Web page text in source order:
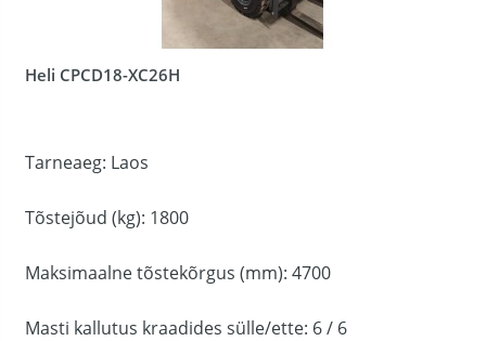
Heli CPCD18-XC26H
Tarneaeg: Laos
Tõstejõud (kg): 1800
Maksimaalne tõstekõrgus (mm): 4700
Masti kallutus kraadides sülle/ette: 6 / 6